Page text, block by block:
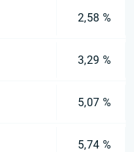
2,58 %
3,29 %
5,07 %
5,74 %